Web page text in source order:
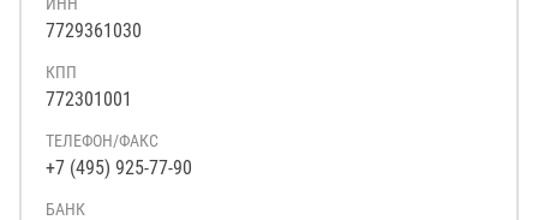
7729361030
КПП
772301001
ТЕЛЕФОН/ФАКС
+7 (495) 925-77-90
БАНК